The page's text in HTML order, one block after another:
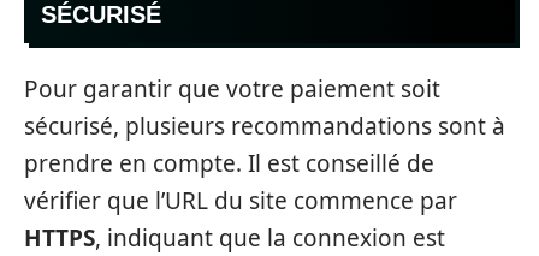
SÉCURISÉ
Pour garantir que votre paiement soit
sécurisé, plusieurs recommandations sont à
prendre en compte. Il est conseillé de
vérifier que l’URL du site commence par
HTTPS, indiquant que la connexion est